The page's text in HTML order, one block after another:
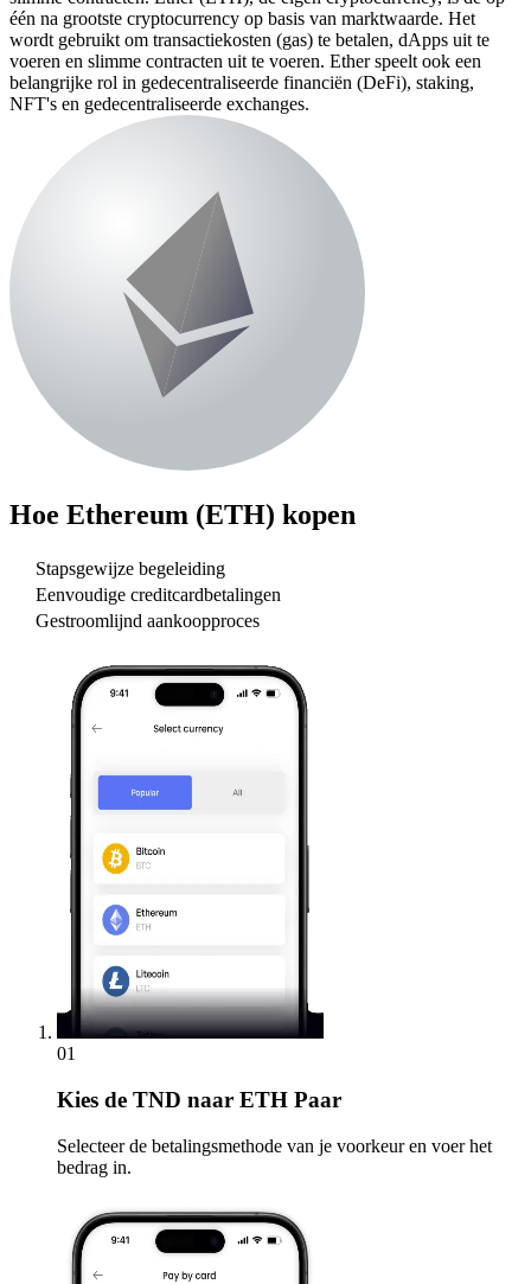
één na grootste cryptocurrency op basis van marktwaarde. Het
wordt gebruikt om transactiekosten (gas) te betalen, dApps uit te
voeren en slimme contracten uit te voeren. Ether speelt ook een
belangrijke rol in gedecentraliseerde financiën (DeFi), staking,
NFT's en gedecentraliseerde exchanges.
Hoe Ethereum (ETH) kopen
Stapsgewijze begeleiding
Eenvoudige creditcardbetalingen
Gestroomlijnd aankoopproces
01
Kies de TND naar ETH Paar
Selecteer de betalingsmethode van je voorkeur en voer het
bedrag in.